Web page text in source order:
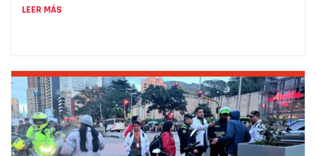
LEER MÁS